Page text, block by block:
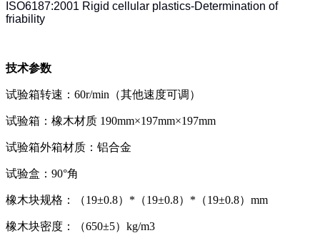
ISO6187:2001 Rigid cellular plastics-Determination of
friability
技术参数
试验箱转速：60r/min（其他速度可调）
试验箱：橡木材质 190mm×197mm×197mm
试验箱外箱材质：铝合金
试验盒：90°角
橡木块规格：（19±0.8）*（19±0.8）*（19±0.8）mm
橡木块密度：（650±5）kg/m3